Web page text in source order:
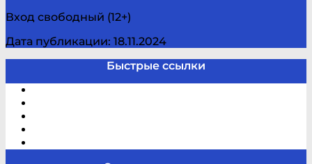
Вход свободный (12+)
Дата публикации: 18.11.2024
Быстрые ссылки